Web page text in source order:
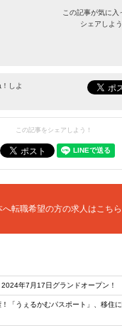
この記事が気に入
シェアしよう
最新情報をお届け
しよ
この記事をシェアしよう！
へ転職希望の方の求人はこちら
年7月17日グランドオープン！
「うぇるかむパスポート」、移住